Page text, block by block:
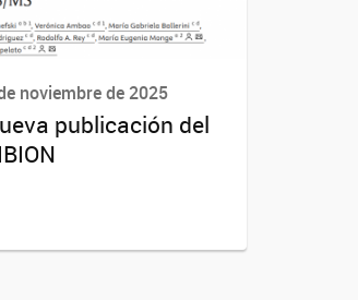
noviembre de 2025
publicación del